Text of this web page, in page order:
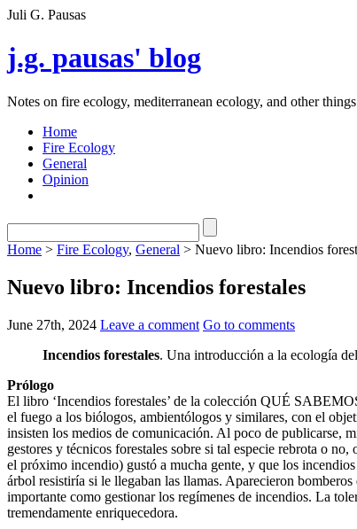
Juli G. Pausas
j.g. pausas' blog
Notes on fire ecology, mediterranean ecology, and other
Home
Fire Ecology
General
Opinion
Home > Fire Ecology, General > Nuevo libro: Incendios
Nuevo libro: Incendios forestales
June 27th, 2024 Leave a comment Go to comments
Incendios forestales. Una introducción a la ecología
Prólogo
El libro ‘Incendios forestales’ de la colección QUÉ
el fuego a los biólogos, ambientólogos y similares, con el
insisten los medios de comunicación. Al poco de publicarse,
gestores y técnicos forestales sobre si tal especie rebrota o
el próximo incendio) gustó a mucha gente, y que los
árbol resistiría si le llegaban las llamas. Aparecieron
importante como gestionar los regímenes de incendios. La
tremendamente enriquecedora.